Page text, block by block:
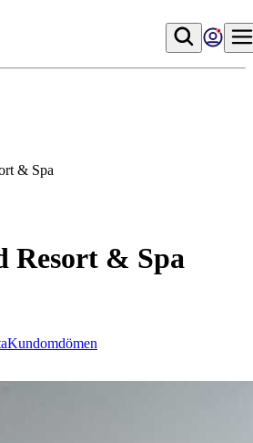
& Spa
Resort & Spa
Kundomdömen